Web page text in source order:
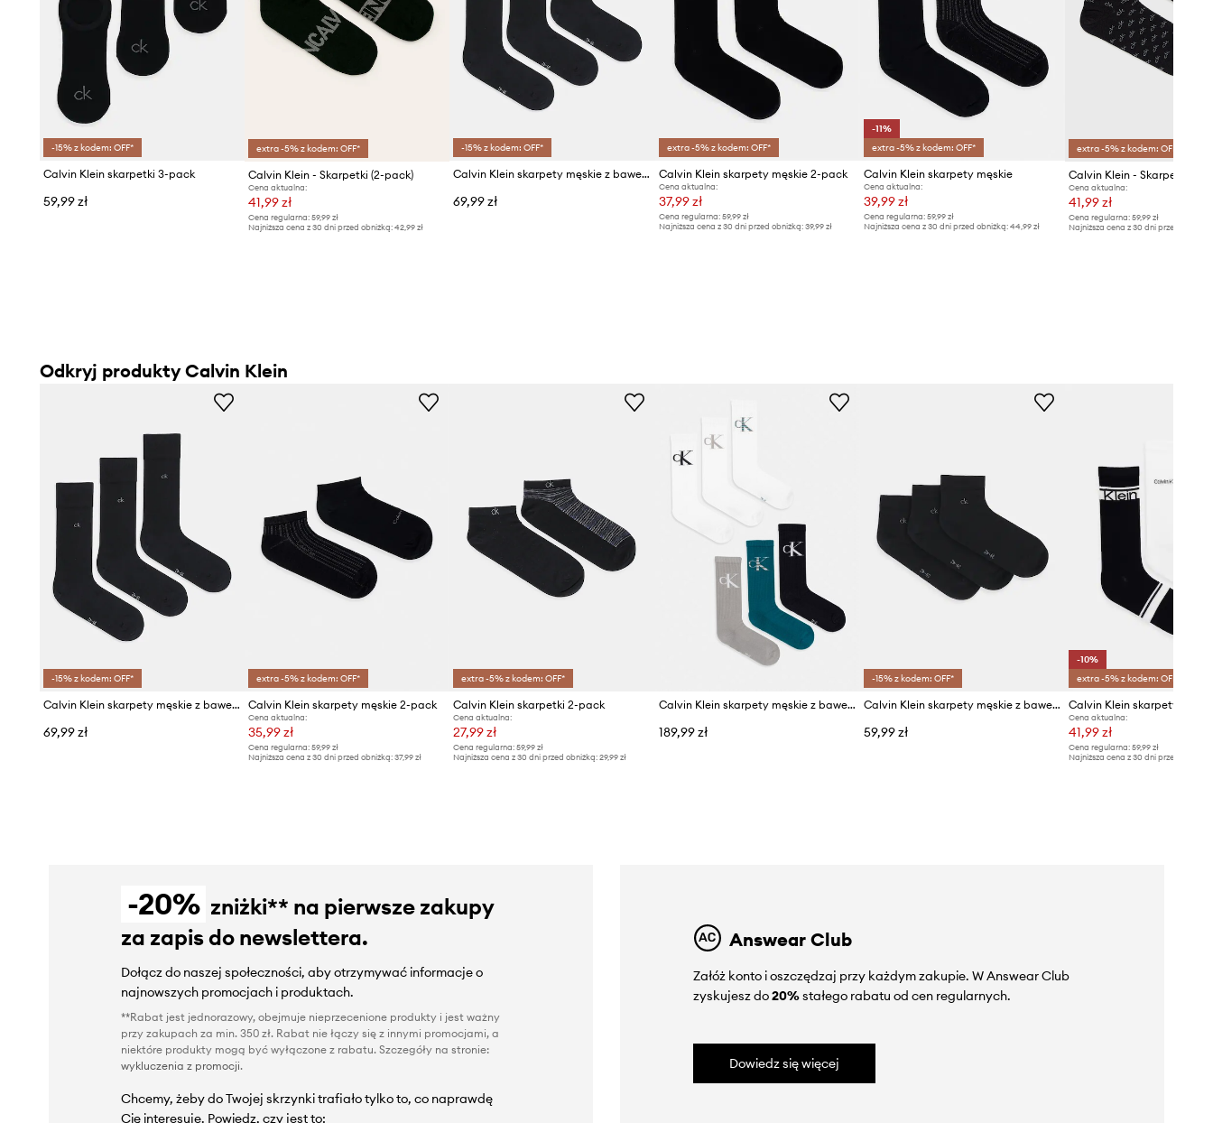
-15% z kodem: OFF*
Calvin Klein skarpetki 3-pack
59,99 zł
extra -5% z kodem: OFF*
Calvin Klein - Skarpetki (2-pack)
Cena aktualna:
41,99 zł
Cena regularna:59,99 zł
Najniższa cena z 30 dni przed obniżką:42,99 zł
-15% z kodem: OFF*
Calvin Klein skarpety męskie z bawełną 3-pack
69,99 zł
extra -5% z kodem: OFF*
Calvin Klein skarpety męskie 2-pack
Cena aktualna:
37,99 zł
Cena regularna: 59,99 zł
Najniższa cena z 30 dni przed obniżką: 39,99 zł
-11%
extra -5% z kodem: OFF*
Calvin Klein skarpety męskie
Cena aktualna:
39,99 zł
Cena regularna:59,99 zł
Najniższa cena z 30 dni przed obniżką:44,99 zł
extra -5% z kodem: OFF*
Calvin Klein - Skarpetki (2-
Cena aktualna:
41,99 zł
Cena regularna: 59,99 zł
Najniższa cena z 30 dni przed obniżką:
Odkryj produkty Calvin Klein
-15% z kodem: OFF*
Calvin Klein skarpety męskie z bawełną 3-pack
69,99 zł
extra -5% z kodem: OFF*
Calvin Klein skarpety męskie 2-pack
Cena aktualna:
35,99 zł
Cena regularna:59,99 zł
Najniższa cena z 30 dni przed obniżką:37,99 zł
extra -5% z kodem: OFF*
Calvin Klein skarpetki 2-pack
Cena aktualna:
27,99 zł
Cena regularna: 59,99 zł
Najniższa cena z 30 dni przed obniżką: 29,99 zł
Calvin Klein skarpety męskie z bawełną 6-pack
189,99 zł
-15% z kodem: OFF*
Calvin Klein skarpety męskie z bawełną 3-pack
59,99 zł
-10%
extra -5% z kodem: OFF*
Calvin Klein skarpety
Cena aktualna:
41,99 zł
Cena regularna: 59,99 zł
Najniższa cena z 30 dni przed obniżką:
-20% zniżki** na pierwsze zakupy
za zapis do newslettera.
Dołącz do naszej społeczności, aby otrzymywać informacje o
najnowszych promocjach i produktach.
**Rabat jest jednorazowy, obejmuje nieprzecenione produkty i jest ważny
przy zakupach za min. 350 zł. Rabat nie łączy się z innymi promocjami, a
niektóre produkty mogą być wyłączone z rabatu. Szczegóły na stronie:
wykluczenia z promocji.
Chcemy, żeby do Twojej skrzynki trafiało tylko to, co naprawdę
Cię interesuje. Powiedz, czy jest to:
Answear Club
Załóż konto i oszczędzaj przy każdym zakupie. W Answear Club
zyskujesz do20%stałego rabatu od cen regularnych.
Dowiedz się więcej